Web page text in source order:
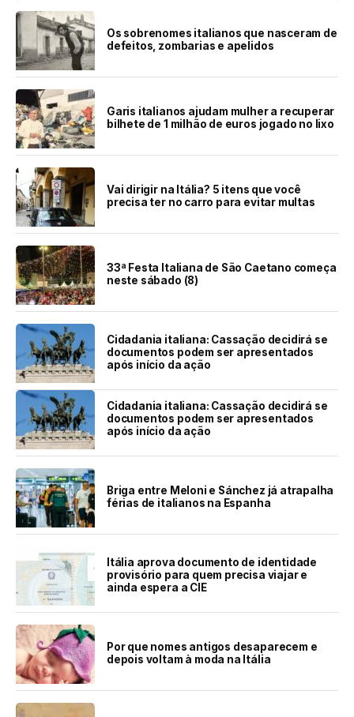
Os sobrenomes italianos que nasceram de
defeitos, zombarias e apelidos
Garis italianos ajudam mulher a recuperar
bilhete de 1 milhão de euros jogado no lixo
Vai dirigir na Itália? 5 itens que você
precisa ter no carro para evitar multas
33ª Festa Italiana de São Caetano começa
neste sábado (8)
Cidadania italiana: Cassação decidirá se
documentos podem ser apresentados
após início da ação
Cidadania italiana: Cassação decidirá se
documentos podem ser apresentados
após início da ação
Briga entre Meloni e Sánchez já atrapalha
férias de italianos na Espanha
Itália aprova documento de identidade
provisório para quem precisa viajar e
ainda espera a CIE
Por que nomes antigos desaparecem e
depois voltam à moda na Itália